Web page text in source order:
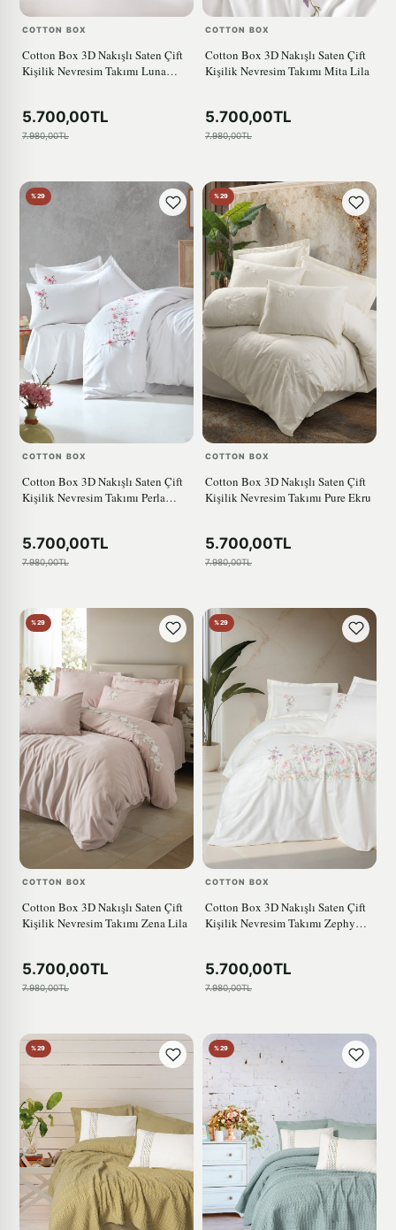
COTTON BOX
Cotton Box 3D Nakışlı Saten Çift
Kişilik Nevresim Takımı Luna
5.700,00TL
7.980,00TL
COTTON BOX
Cotton Box 3D Nakışlı Saten Çift
Kişilik Nevresim Takımı Mita Lila
5.700,00TL
7.980,00TL
%29
COTTON BOX
Cotton Box 3D Nakışlı Saten Çift
Kişilik Nevresim Takımı Perla
5.700,00TL
7.980,00TL
%29
COTTON BOX
Cotton Box 3D Nakışlı Saten Çift
Kişilik Nevresim Takımı Pure Ekru
5.700,00TL
7.980,00TL
%29
COTTON BOX
Cotton Box 3D Nakışlı Saten Çift
Kişilik Nevresim Takımı Zena Lila
5.700,00TL
7.980,00TL
%29
COTTON BOX
Cotton Box 3D Nakışlı Saten Çift
Kişilik Nevresim Takımı Zephy
5.700,00TL
7.980,00TL
%29 %29